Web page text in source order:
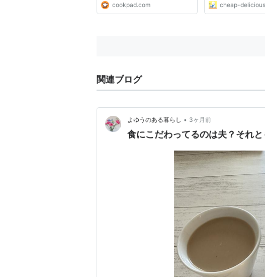
cookpad.com cheap-
関連ブログ
よゆうのある暮らし • 3ヶ月前
食にこだわってるのは夫？それと